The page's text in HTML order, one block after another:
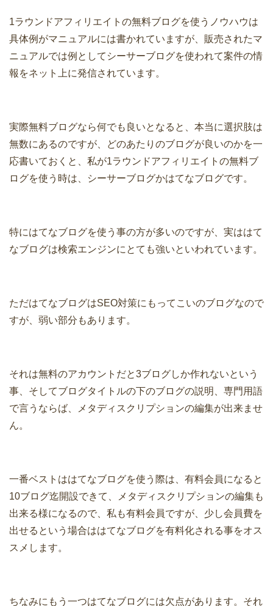
1ラウンドアフィリエイトの無料ブログを使うノウハウは
具体例がマニュアルには書かれていますが、販売されたマ
ニュアルでは例としてシーサーブログを使われて案件の情
報をネット上に発信されています。
実際無料ブログなら何でも良いとなると、本当に選択肢は
無数にあるのですが、どのあたりのブログが良いのかを一
応書いておくと、私が1ラウンドアフィリエイトの無料ブ
ログを使う時は、シーサーブログかはてなブログです。
特にはてなブログを使う事の方が多いのですが、実ははて
なブログは検索エンジンにとても強いといわれています。
ただはてなブログはSEO対策にもってこいのブログなので
すが、弱い部分もあります。
それは無料のアカウントだと3ブログしか作れないという
事、そしてブログタイトルの下のブログの説明、専門用語
で言うならば、メタディスクリプションの編集が出来ませ
ん。
一番ベストははてなブログを使う際は、有料会員になると
10ブログ迄開設できて、メタディスクリプションの編集も
出来る様になるので、私も有料会員ですが、少し会員費を
出せるという場合ははてなブログを有料化される事をオス
スメします。
ちなみにもう一つはてなブログには欠点があります。それ